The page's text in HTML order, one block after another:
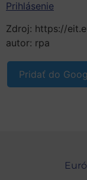
Prihlásenie
Zdroj: https://
autor: rpa
Pridať do